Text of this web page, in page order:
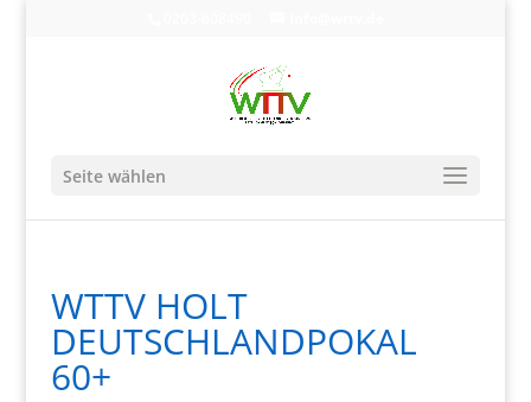
Seite wählen
WTTV HOLT
DEUTSCHLANDPOKAL
60+